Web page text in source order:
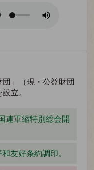
」（現・公益財団
立。
連軍縮特別総会開
友好条約調印。